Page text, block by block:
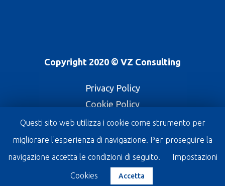
Copyright 2020 © VZ Consulting
Privacy Policy
Cookie Policy
linkedin
Questi sito web utilizza i cookie come strumento per
migliorare l'esperienza di navigazione. Per proseguire la
navigazione accetta le condizioni di seguito.
Impostazioni
Cookies Accetta